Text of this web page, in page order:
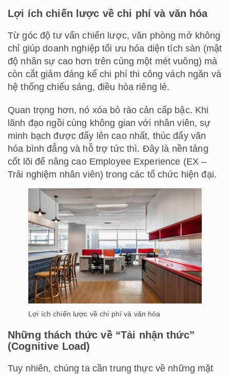
Lợi ích chiến lược về chi phí và văn hóa
Từ góc độ tư vấn chiến lược, văn phòng mở không
chỉ giúp doanh nghiệp tối ưu hóa diện tích sàn (mật
độ nhân sự cao hơn trên cùng một mét vuông) mà
còn cắt giảm đáng kể chi phí thi công vách ngăn và
hệ thống chiếu sáng, điều hòa riêng lẻ.
Quan trọng hơn, nó xóa bỏ rào cản cấp bậc. Khi
lãnh đạo ngồi cùng không gian với nhân viên, sự
minh bạch được đẩy lên cao nhất, thúc đẩy văn
hóa bình đẳng và hỗ trợ tức thì. Đây là nền tảng
cốt lõi để nâng cao Employee Experience (EX –
Trải nghiệm nhân viên) trong các tổ chức hiện đại.
Lợi ích chiến lược về chi phí và văn hóa
Những thách thức về “Tải nhận thức”
(Cognitive Load)
Tuy nhiên, chúng ta cần trung thực về những mặt